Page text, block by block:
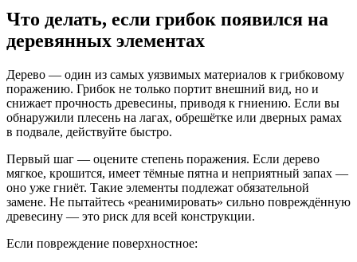
Что делать, если грибок появился на
деревянных элементах
Дерево — один из самых уязвимых материалов к грибковому
поражению. Грибок не только портит внешний вид, но и
снижает прочность древесины, приводя к гниению. Если вы
обнаружили плесень на лагах, обрешётке или дверных рамах
в подвале, действуйте быстро.
Первый шаг — оцените степень поражения. Если дерево
мягкое, крошится, имеет тёмные пятна и неприятный запах —
оно уже гниёт. Такие элементы подлежат обязательной
замене. Не пытайтесь «реанимировать» сильно повреждённую
древесину — это риск для всей конструкции.
Если повреждение поверхностное: